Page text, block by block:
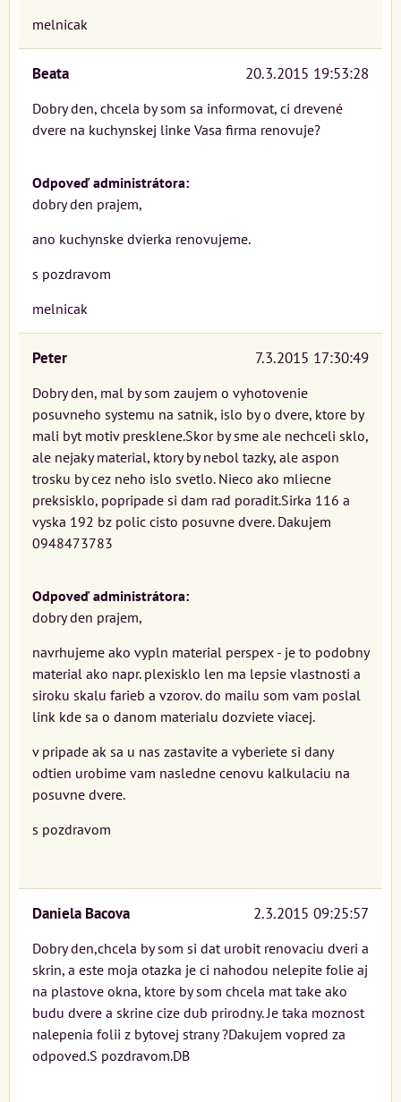
melnicak
Beata 20.3.2015 19:53:28
Dobry den, chcela by som sa informovat, ci drevené
dvere na kuchynskej linke Vasa firma renovuje?
Odpoveď administrátora:
dobry den prajem,
ano kuchynske dvierka renovujeme.
s pozdravom
melnicak
Peter 7.3.2015 17:30:49
Dobry den, mal by som zaujem o vyhotovenie
posuvneho systemu na satnik, islo by o dvere, ktore by
mali byt motiv presklene.Skor by sme ale nechceli sklo,
ale nejaky material, ktory by nebol tazky, ale aspon
trosku by cez neho islo svetlo. Nieco ako mliecne
preksisklo, popripade si dam rad poradit.Sirka 116 a
vyska 192 bz polic cisto posuvne dvere. Dakujem
0948473783
Odpoveď administrátora:
dobry den prajem,
navrhujeme ako vypln material perspex - je to podobny
material ako napr. plexisklo len ma lepsie vlastnosti a
siroku skalu farieb a vzorov. do mailu som vam poslal
link kde sa o danom materialu dozviete viacej.
v pripade ak sa u nas zastavite a vyberiete si dany
odtien urobime vam nasledne cenovu kalkulaciu na
posuvne dvere.
s pozdravom
Daniela Bacova 2.3.2015 09:25:57
Dobry den,chcela by som si dat urobit renovaciu dveri a
skrin, a este moja otazka je ci nahodou nelepite folie aj
na plastove okna, ktore by som chcela mat take ako
budu dvere a skrine cize dub prirodny. Je taka moznost
nalepenia folii z bytovej strany ?Dakujem vopred za
odpoved.S pozdravom.DB